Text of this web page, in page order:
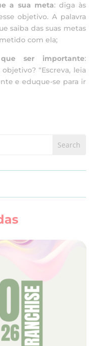
a sua meta: diga às
objetivo. A palavra
saiba das suas metas
com ela;
que ser importante:
“Escreva, leia
e eduque-se para ir